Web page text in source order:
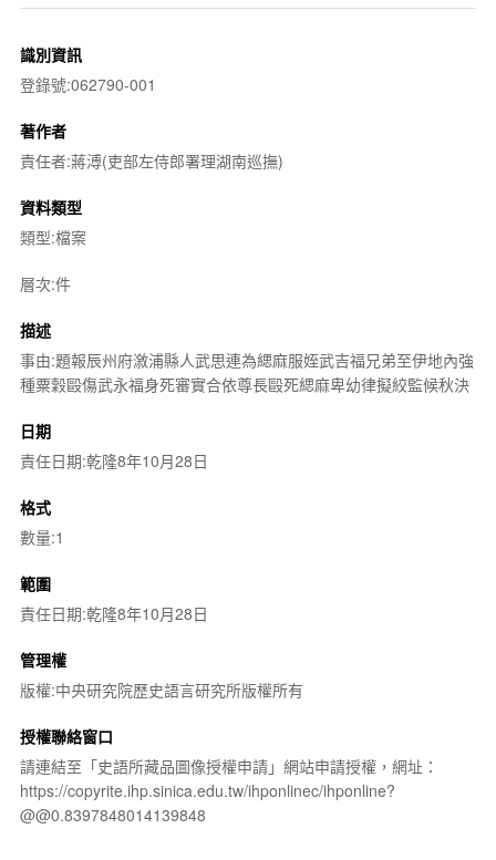
識別資訊
登錄號:062790-001
著作者
責任者:蔣溥(吏部左侍郎署理湖南巡撫)
資料類型
類型:檔案
層次:件
描述
事由:題報辰州府漵浦縣人武思連為緦麻服姪武吉福兄弟至伊地內強
種粟穀毆傷武永福身死審實合依尊長毆死緦麻卑幼律擬絞監候秋決
日期
責任日期:乾隆8年10月28日
格式
數量:1
範圍
責任日期:乾隆8年10月28日
管理權
版權:中央研究院歷史語言研究所版權所有
授權聯絡窗口
請連結至「史語所藏品圖像授權申請」網站申請授權，網址：
https://copyrite.ihp.sinica.edu.tw/ihponlinec/ihponline?
@@0.8397848014139848